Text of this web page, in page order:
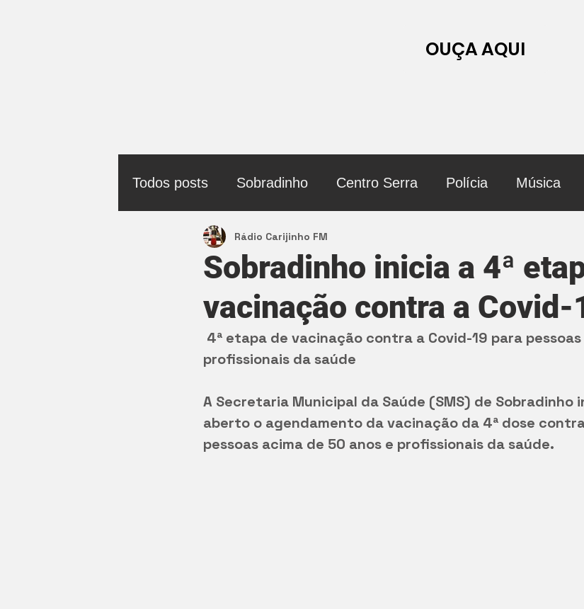
OUÇA AQUI
Todos posts Sobradinho Centro Serra Polícia Música
Política
Sobradinho inicia a 4ª
vacinação contra a Covid-
Rádio Carijinho FM
profissionais da saúde
A Secretaria Municipal da Saúde (SMS) de Sobradinho
aberto o agendamento da vacinação da 4ª dose
pessoas acima de 50 anos e profissionais da saúde.